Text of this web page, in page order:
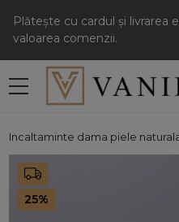
Plătește cu cardul și livrarea
valoarea comenzii.
Incaltaminte dama piele
25%